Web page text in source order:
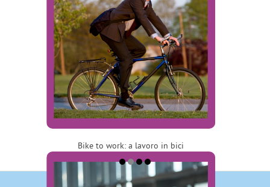
Bike to work: a lavoro in bici